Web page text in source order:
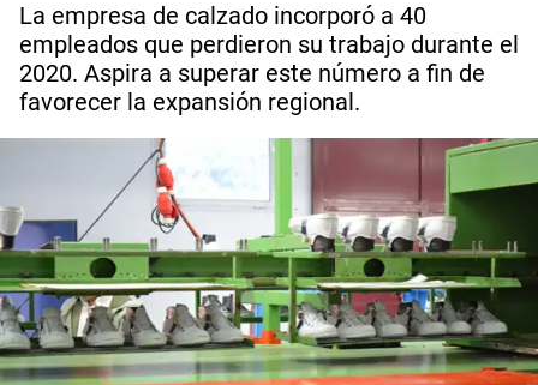
La empresa de calzado incorporó a 40
empleados que perdieron su trabajo durante el
2020. Aspira a superar este número a fin de
favorecer la expansión regional.